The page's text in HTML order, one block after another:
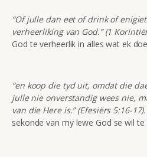
“Of julle dan eet of drink of
verheerliking van God.” (1
God te verheerlik in alles wat ek
“en koop die tyd uit, omdat die
julle nie onverstandig wees nie,
van die Here is.” (Efesiërs 5:16-17).
sekonde van my lewe God se wil te